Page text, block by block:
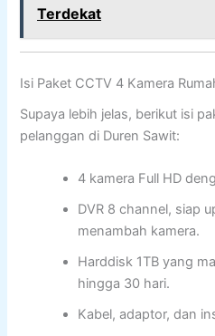
Terdekat
Isi Paket CCTV 4 Kamera
Supaya lebih jelas, berikut isi
pelanggan di Duren Sawit:
4 kamera Full HD
DVR 8 channel, siap
menambah kamera.
Harddisk 1TB yang
hingga 30 hari.
Kabel, adaptor, dan